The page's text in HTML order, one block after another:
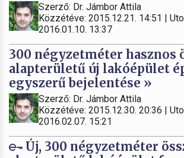
Szerző: Dr. Jámbor Attila
Közzétéve: 2015.12.21. 14:51 |
2016.01.10. 13:37
300 négyzetméter hasznos
alapterületű új lakóépület
egyszerű bejelentése »
Szerző: Dr. Jámbor Attila
Közzétéve: 2015.12.30. 20:36 |
2016.02.07. 15:21
Új, 300 négyzetméter